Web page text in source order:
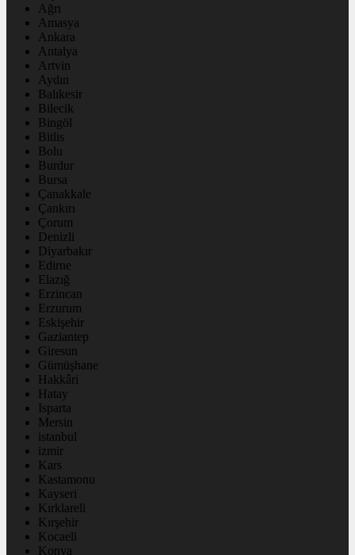
Ağrı
Amasya
Ankara
Antalya
Artvin
Aydın
Balıkesir
Bilecik
Bingöl
Bitlis
Bolu
Burdur
Bursa
Çanakkale
Çankırı
Çorum
Denizli
Diyarbakır
Edirne
Elazığ
Erzincan
Erzurum
Eskişehir
Gaziantep
Giresun
Gümüşhane
Hakkâri
Hatay
Isparta
Mersin
istanbul
izmir
Kars
Kastamonu
Kayseri
Kırklareli
Kırşehir
Kocaeli
Konya